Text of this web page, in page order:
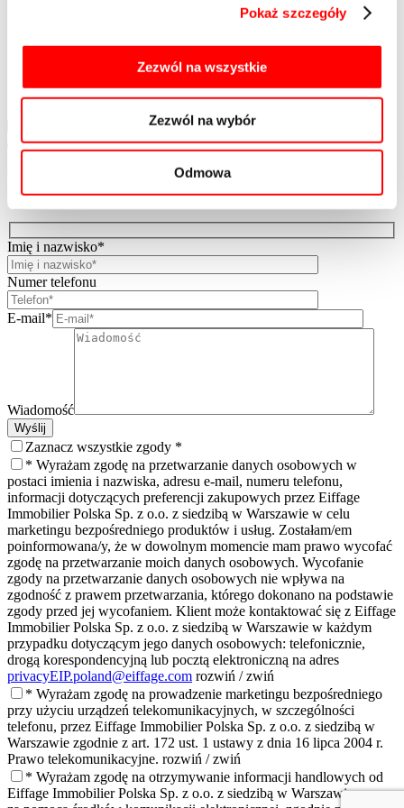
Pokaż szczegóły
Zezwól na wszystkie
Zezwól na wybór
Odmowa
wiążące dla stron, a ich charakter jest wyłącznie poglądowy.
Kontakt
Polityka Prywatności
Informacja o realizowanej strategii podatkowej
Lista życzeń Lista życzeń jest pusta
Zapytaj o ofertę
Imię i nazwisko*
Numer telefonu
E-mail*
Wiadomość
Wyślij
Zaznacz wszystkie zgody *
* Wyrażam zgodę na przetwarzanie danych osobowych w
postaci imienia i nazwiska, adresu e-mail, numeru telefonu,
informacji dotyczących preferencji zakupowych przez Eiffage
Immobilier Polska Sp. z o.o. z siedzibą w Warszawie w celu
marketingu bezpośredniego produktów i usług. Zostałam/em
poinformowana/y, że w dowolnym momencie mam prawo wycofać
zgodę na przetwarzanie moich danych osobowych. Wycofanie
zgody na przetwarzanie danych osobowych nie wpływa na
zgodność z prawem przetwarzania, którego dokonano na podstawie
zgody przed jej wycofaniem. Klient może kontaktować się z Eiffage
Immobilier Polska Sp. z o.o. z siedzibą w Warszawie w każdym
przypadku dotyczącym jego danych osobowych: telefonicznie,
drogą korespondencyjną lub pocztą elektroniczną na adres
privacyEIP.poland@eiffage.com rozwiń / zwiń
* Wyrażam zgodę na prowadzenie marketingu bezpośredniego
przy użyciu urządzeń telekomunikacyjnych, w szczególności
telefonu, przez Eiffage Immobilier Polska Sp. z o.o. z siedzibą w
Warszawie zgodnie z art. 172 ust. 1 ustawy z dnia 16 lipca 2004 r.
Prawo telekomunikacyjne. rozwiń / zwiń
* Wyrażam zgodę na otrzymywanie informacji handlowych od
Eiffage Immobilier Polska Sp. z o.o. z siedzibą w Warszawieoraz